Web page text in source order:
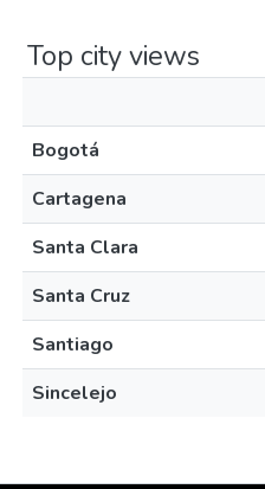
Top city views
Bogotá
Cartagena
Santa Clara
Santa Cruz
Santiago
Sincelejo